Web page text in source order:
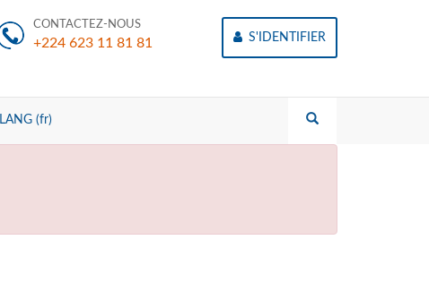
CONTACTEZ-NOUS
+224 623 11 81 81 S'IDENTIFIER
LANG (fr)